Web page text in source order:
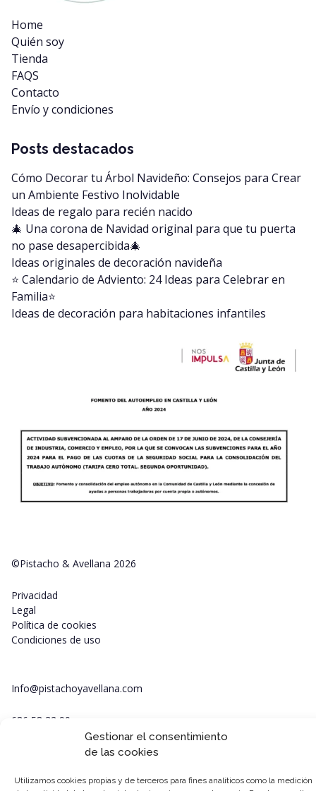
Gestionar el consentimiento
de las cookies
Utilizamos cookies propias y de terceros para fines analíticos como la medición
Home
Quién soy
Tienda
FAQS
Contacto
Envío y condiciones
Posts destacados
Cómo Decorar tu Árbol Navideño: Consejos para Crear
un Ambiente Festivo Inolvidable
Ideas de regalo para recién nacido
🎄 Una corona de Navidad original para que tu puerta
no pase desapercibida🎄
Ideas originales de decoración navideña
⭐️ Calendario de Adviento: 24 Ideas para Celebrar en
Familia⭐️
Ideas de decoración para habitaciones infantiles
©Pistacho & Avellana 2026
Privacidad
Legal
Política de cookies
Condiciones de uso
Info@pistachoyavellana.com
686 58 32 90